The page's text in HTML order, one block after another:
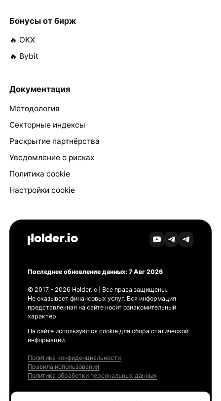
Бонусы от бирж
🔥 OKX
🔥 Bybit
Документация
Методология
Секторные индексы
Раскрытие партнёрства
Уведомление о рисках
Политика cookie
Настройки cookie
Последнее обновление данных: 7 Авг 2026
© 2017 - 2026 Holder.io | Все права защищены.
Не оказывает финансовых услуг. Вся информация
представленная на сайте носит ознакомительный
характер.
На сайте используются cookie для сбора статической
информации.
Политика конфиденциальности
Правила использования
Политика обработки персональных данных